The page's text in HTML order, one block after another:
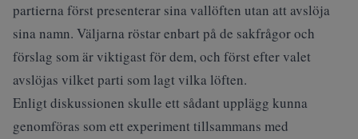
partierna först presenterar sina vallöften utan att avslöja
sina namn. Väljarna röstar enbart på de sakfrågor och
förslag som är viktigast för dem, och först efter valet
avslöjas vilket parti som lagt vilka löften.
Enligt diskussionen skulle ett sådant upplägg kunna
genomföras som ett experiment tillsammans med